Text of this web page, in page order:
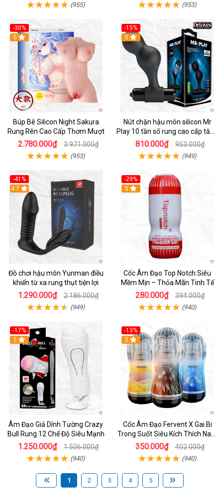
(955) (953)
-30%
Hot
5
Búp Bê Silicon Night Sakura
Rung Rên Cao Cấp Thơm Mượt
2.780.000₫ 3.971.000₫
(953)
-15%
Hot
5
Nút chặn hậu môn silicon Mr
Play 10 tần số rung cao cấp tăng
khoái cảm
810.000₫ 953.000₫
(949)
-41%
Hot
4.7
Đồ chơi hậu môn Yunman điều
khiển từ xa rung thụt tiện lợi
1.290.000₫ 2.186.000₫
(949)
-29%
5
Cốc Âm Đạo Top Notch Siêu
Mềm Mịn – Thỏa Mãn Tinh Tế
280.000₫ 394.000₫
(940)
-17%
5
Âm Đạo Giả Dính Tường Crazy
Bull Rung 12 Chế Độ Siêu Mạnh
1.250.000₫ 1.506.000₫
(940)
-13%
Hot
5
Cốc Âm Đạo Fervent X Gai Bi
Trong Suốt Siêu Kích Thích Nam
Giới
350.000₫ 402.000₫
(940)
1 2 3 4 5